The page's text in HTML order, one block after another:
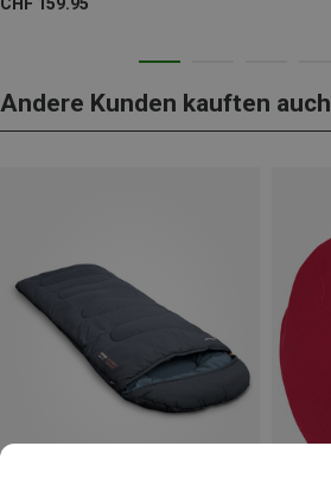
Andere Kunden kauften auch